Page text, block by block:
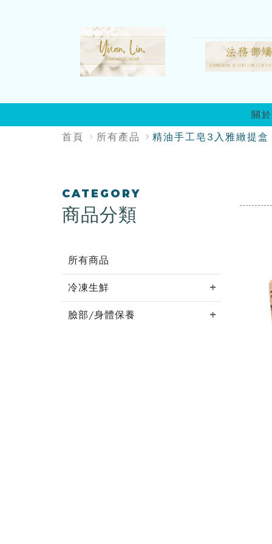
關
:::
首頁 所有產品 精油手工皂3入雅緻提盒
:::
CATEGORY
商品分類
所有商品
冷凍生鮮
臉部/身體保養